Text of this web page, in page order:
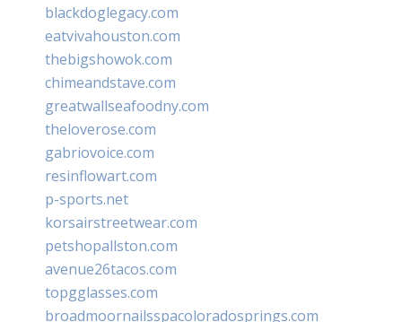
blackdoglegacy.com
eatvivahouston.com
thebigshowok.com
chimeandstave.com
greatwallseafoodny.com
theloverose.com
gabriovoice.com
resinflowart.com
p-sports.net
korsairstreetwear.com
petshopallston.com
avenue26tacos.com
topgglasses.com
broadmoornailsspacoloradosprings.com